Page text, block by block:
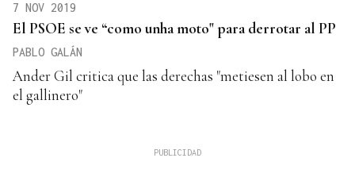
7 NOV 2019
El PSOE se ve “como unha moto" para derrotar al PP
PABLO GALÁN
Ander Gil critica que las derechas "metiesen al lobo en
el gallinero"